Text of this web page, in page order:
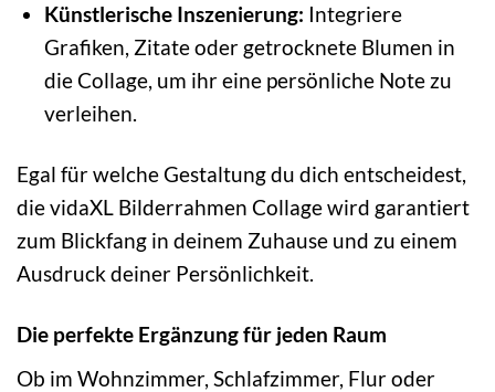
Künstlerische Inszenierung: Integriere
Grafiken, Zitate oder getrocknete Blumen in
die Collage, um ihr eine persönliche Note zu
verleihen.
Egal für welche Gestaltung du dich entscheidest,
die vidaXL Bilderrahmen Collage wird garantiert
zum Blickfang in deinem Zuhause und zu einem
Ausdruck deiner Persönlichkeit.
Die perfekte Ergänzung für jeden Raum
Ob im Wohnzimmer, Schlafzimmer, Flur oder